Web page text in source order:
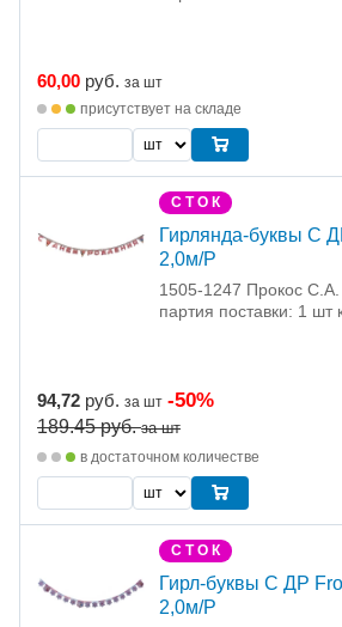
60,00 руб. за шт
присутствует на складе
С Т О К
Гирлянда-буквы С
2,0м/Р
1505-1247 Прокос С.А.
партия поставки: 1 шт
94,72 руб. за шт -50%
189.45руб. за шт
в достаточном количестве
С Т О К
Гирл-буквы С ДР
2,0м/Р